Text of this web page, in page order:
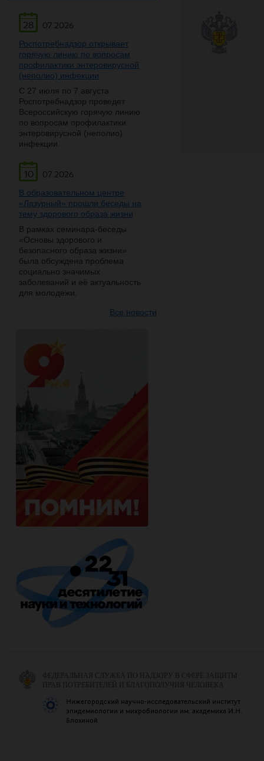
28
07.2026
Роспотребнадзор открывает
горячую линию по вопросам
профилактики энтеровирусной
(неполио) инфекции
С 27 июля по 7 августа
Роспотребнадзор проведет
Всероссийскую горячую линию
по вопросам профилактики
энтеровирусной (неполио)
инфекции.
10
07.2026
В образовательном центре
«Лазурный» прошли беседы на
тему здорового образа жизни
В рамках семинара-беседы
«Основы здорового и
безопасного образа жизни»
была обсуждена проблема
социально значимых
заболеваний и её актуальность
для молодежи.
Все новости
ФЕДЕРАЛЬНАЯ СЛУЖБА ПО НАДЗОРУ В СФЕРЕ ЗАЩИТЫ
ПРАВ ПОТРЕБИТЕЛЕЙ И БЛАГОПОЛУЧИЯ ЧЕЛОВЕКА
Нижегородский научно-исследовательский институт
эпидемиологии и микробиологии им. академика И.Н.
Блохиной